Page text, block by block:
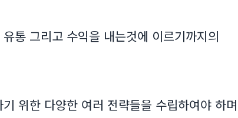
통 그리고 수익을 내는것에 이르기까지의
위한 다양한 여러 전략들을 수립하여야 하며